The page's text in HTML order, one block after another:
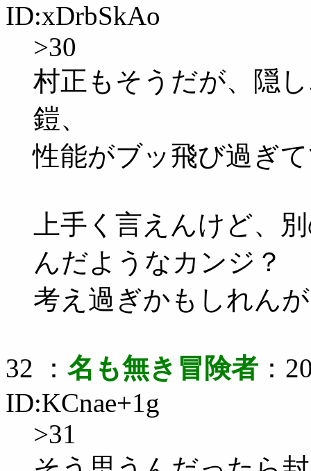
ID:xDrbSkAo
>30
村正もそうだが、隠
鎧、
性能がブッ飛び過ぎ
上手く言えんけど、
んだようなカンジ？
考え過ぎかもしれん
32 ： 名も無き冒険者 ：
ID:KCnae+1g
>31